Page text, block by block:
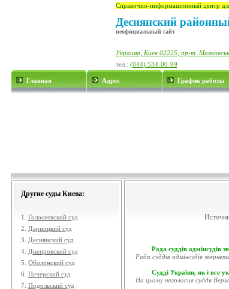
Справочно-информационный центр
Деснянский
неофициальный сайт
Украина, Киев 02225, пр-т.
тел.: (044) 534-00-99
Главная Адрес График работы
Другие суды Киева:
1. Голосеевский суд
2.
Дарницкий суд
3.
Деснянский суд
4. Днепровский суд
5. Оболонский суд
6. Печерский суд
7. Подольский суд
Рада суддів адмінсудів
Рада суддів адмінсудів
Судді України, як і все
На цьому наголосив суддя